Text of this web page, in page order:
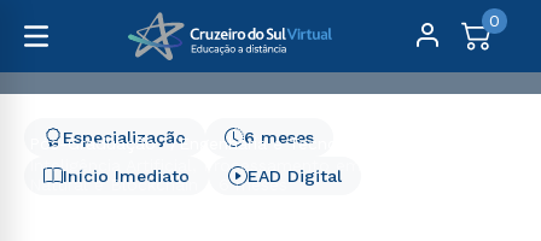
0
Pós-Graduação
Engenharia e Tecnologia
Inteligência Artificial, Processamento em Linguagem
Natural e Blockchain - 6 meses
Início Imediato
6 meses
Especialização
EAD Digital